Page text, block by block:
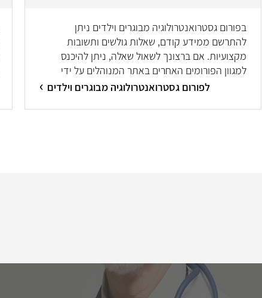
בפורום גסטרואנטרולוגיה מבוגרים וילדים ניתן
להתרשם ממידע קודם, שאלות גולשים ותשובות
מקצועיות. אם ברצונך לשאול שאלה, ניתן להיכנס
למגוון הפורומים האחרים באתר המנוהלים על ידי
מיטב המומחים/ות.
לפורום גסטרואנטרולוגיה מבוגרים וילדים